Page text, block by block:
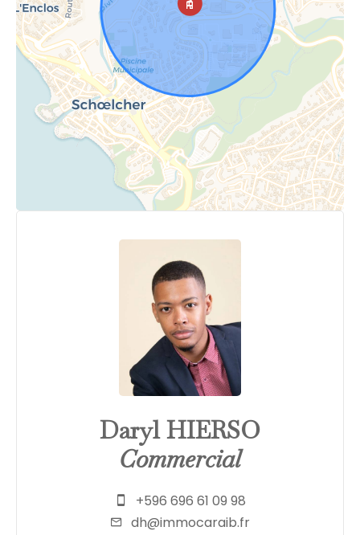
Daryl HIERSO
Commercial
+596 696 61 09 98
dh@immocaraib.fr